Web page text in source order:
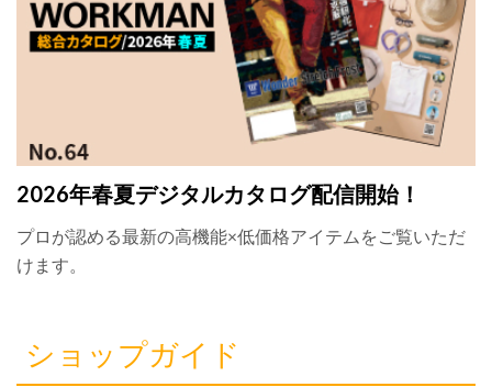
2026年春夏デジタルカタログ配信開始！
プロが認める最新の高機能×低価格アイテムをご覧いただ
けます。
ショップガイド